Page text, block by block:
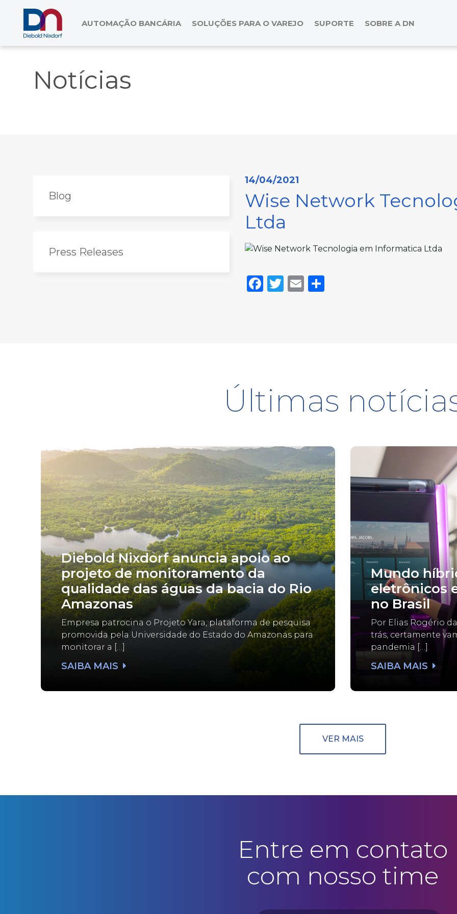
AUTOMAÇÃO BANCÁRIA SOLUÇÕES PARA O VAREJO SUPORTE SOBRE A DN
Notícias
Blog
Press Releases
14/04/2021
Wise Network
Ltda
Facebook
Twitter
EmailShare
Últimas
Diebold Nixdorf anuncia apoio ao
projeto de monitoramento da
qualidade das águas da bacia do Rio
Amazonas
Empresa patrocina o Projeto Yara, plataforma de pesquisa
promovida pela Universidade do Estado do Amazonas para
monitorar a […]
SAIBA MAIS
Mundo
eletrônicos
no Brasil
Por Elias Rogério
trás, certamente
pandemia […]
SAIBA MAIS
VER MAIS
Entre em contato
com nosso time